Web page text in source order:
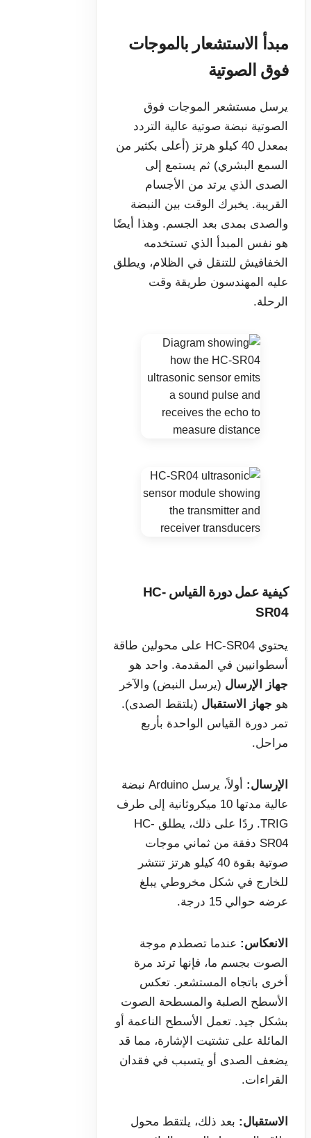
مبدأ الاستشعار بالموجات
فوق الصوتية
يرسل مستشعر الموجات فوق
الصوتية نبضة صوتية عالية التردد
بمعدل 40 كيلو هرتز (أعلى بكثير من
السمع البشري) ثم يستمع إلى
الصدى الذي يرتد من الأجسام
القريبة. يخبرك الوقت بين النبضة
والصدى بمدى بعد الجسم. وهذا أيضًا
هو نفس المبدأ الذي تستخدمه
الخفافيش للتنقل في الظلام، ويطلق
عليه المهندسون طريقة وقت
الرحلة.
كيفية عمل دورة القياس HC-
SR04
يحتوي HC-SR04 على محولين طاقة
أسطوانيين في المقدمة. واحد هو
جهاز الإرسال (يرسل النبض) والآخر
هو جهاز الاستقبال (يلتقط الصدى).
تمر دورة القياس الواحدة بأربع
مراحل.
الإرسال:
أولاً، يرسل Arduino نبضة
عالية مدتها 10 ميكروثانية إلى طرف
TRIG. ردًا على ذلك، يطلق HC-
SR04 دفقة من ثماني موجات
صوتية بقوة 40 كيلو هرتز تنتشر
للخارج في شكل مخروطي يبلغ
عرضه حوالي 15 درجة.
الانعكاس: عندما تصطدم موجة
الصوت بجسم ما، فإنها ترتد مرة
أخرى باتجاه المستشعر. تعكس
الأسطح الصلبة والمسطحة الصوت
بشكل جيد. تعمل الأسطح الناعمة أو
المائلة على تشتيت الإشارة، مما قد
يضعف الصدى أو يتسبب في فقدان
القراءات.
الاستقبال: بعد ذلك، يلتقط محول